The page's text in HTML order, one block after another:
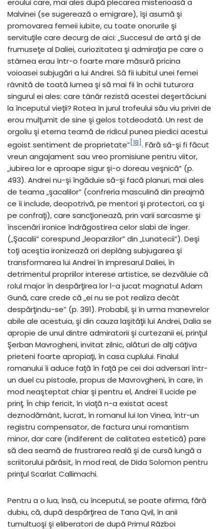
eroului care, mai ales după plecarea misterioasă a
Malvinei (se sugerează o emigrare), îşi asumă şi
promovarea femeii iubite, cu toate onorurile şi
servituţile care decurg de aici: „Succesul de artă şi de
frumuseţe al Daliei, curiozitatea şi admiraţia pe care o
stârnea erau într-o foarte mare măsură pricina
voioasei subjugări a lui Andrei. Să fii iubitul unei femei
râvnită de toată lumea şi să mai fii în ochii tuturora
singurul ei ales: care tânăr rezistă acestei deşertăciuni
la începutul vieţii? Rotea în jurul trofeului său viu priviri de
erou mulţumit de sine şi gelos totdeodată. Un rest de
orgoliu şi eterna teamă de ridicul punea piedici acestui
egoist sentiment de proprietate” [18] . Fără să-şi fi făcut
vreun angajament sau vreo promisiune pentru viitor,
„iubirea lor e aproape sigur şi-o doreau veşnică” (p.
493). Andrei nu-şi îngăduie să-şi facă planuri, mai ales
de teama „şacalilor” (confreria masculină din preajmă
ce îi include, deopotrivă, pe mentori şi protectori, ca şi
pe confraţi), care sancţionează, prin varii sarcasme şi
înscenări ironice îndrăgostirea celor slabi de înger.
(„Şacalii” corespund „leoparzilor” din „Lunatecii”). Deşi
toţi aceştia ironizează ori deplâng subjugarea şi
transformarea lui Andrei în impresarul Daliei, în
detrimentul propriilor interese artistice, se dezvăluie că
rolul major în despărţirea lor l-a jucat magnatul Adam
Gună, care crede că „ei nu se pot realiza decât
despărţindu-se” (p. 391). Probabil, şi în urma manevrelor
abile ale acestuia, şi din cauza laşităţii lui Andrei, Dalia se
apropie de unul dintre admiratorii şi curtezanii ei, prinţul
Şerban Mavrogheni, invitat zilnic, alături de alţi câţiva
prieteni foarte apropiaţi, în casa cuplului. Finalul
romanului îi aduce faţă în faţă pe cei doi adversari într-
un duel cu pistoale, propus de Mavrovgheni, în care, în
mod neaşteptat chiar şi pentru el, Andrei îl ucide pe
prinţ. În chip fericit, în viaţă n-a existat acest
deznodământ, lucrat, în romanul lui Ion Vinea, într-un
registru compensator, de factura unui romantism
minor, dar care (indiferent de calitatea estetică) pare
să dea seamă de frustrarea reală şi de cursă lungă a
scriitorului părăsit, în mod real, de Dida Solomon pentru
prinţul Scarlat Callimachi.
Pentru a o lua, însă, cu începutul, se poate afirma, fără
dubiu, că, după despărţirea de Tana Qvil, în anii
tumultuoşi şi eliberatori de după Primul Război